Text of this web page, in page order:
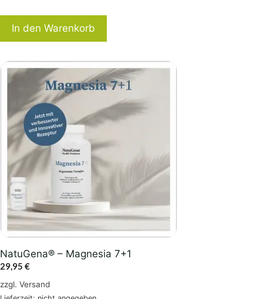
In den Warenkorb
NatuGena® – Magnesia 7+1
29,95 €
zzgl. Versand